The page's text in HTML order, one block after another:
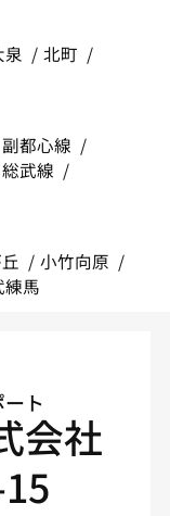
泉
北町
副都心線
総武線
小竹向原
練馬
ト
会社